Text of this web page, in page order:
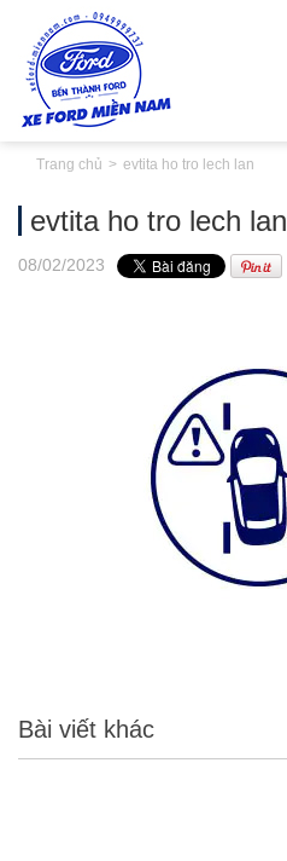
Trang chủ evtita ho tro lech lan
evtita ho tro lech lan
08/02/2023
Bài viết khác